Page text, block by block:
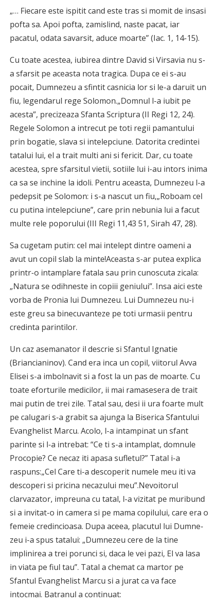
„… Fiecare este ispitit cand este tras si momit de insasi
pofta sa. Apoi pofta, zamislind, naste pacat, iar
pacatul, odata savarsit, aduce moarte” (Iac. 1, 14-15).
Cu toate acestea, iubirea dintre David si Virsavia nu s-
a sfarsit pe aceasta nota tragica. Dupa ce ei s-au
pocait, Dum­nezeu a sfintit casnicia lor si le-a daruit un
fiu, legendarul rege Solomon.„Domnul l-a iubit pe
acesta”, precizeaza Sfanta Scriptura (II Regi 12, 24).
Regele Solomon a intrecut pe toti regii pamantului
prin bogatie, slava si intelepciune. Datorita credintei
tatalui lui, el a trait multi ani si fericit. Dar, cu toate
acestea, spre sfarsitul vietii, sotiile lui i-au intors inima
ca sa se inchine la idoli. Pentru aceasta, Dumnezeu l-a
pedepsit pe Solomon: i s-a nascut un fiu,„Roboam cel
cu putina intelepciune”, care prin nebunia lui a facut
multe rele poporului (III Regi 11,43 51, Sirah 47, 28).
Sa cugetam putin: cel mai intelept dintre oameni a
avut un copil slab la minte!Aceasta s-ar putea explica
printr-o intamplare fatala sau prin cunoscuta zicala:
„Natura se odihneste in copiii geniului”. Insa aici este
vorba de Pronia lui Dumnezeu. Lui Dumnezeu nu-i
este greu sa binecuvanteze pe toti urmasii pentru
credinta parintilor.
Un caz asemanator il descrie si Sfantul Ignatie
(Briancianinov). Cand era inca un copil, viitorul Avva
Elisei s-a imbolnavit si a fost la un pas de moarte. Cu
toate eforturile medicilor, ii mai ramasesera de trait
mai putin de trei zile. Tatal sau, desi ii ura foarte mult
pe calugari s-a grabit sa ajunga la Biserica Sfantului
Evanghelist Marcu. Acolo, l-a intampinat un sfant
parinte si l-a intrebat: “Ce ti s-a intamplat, domnule
Procopie? Ce necaz iti apasa sufletul?” Tatal i-a
raspuns:„Cel Care ti-a descoperit numele meu iti va
descoperi si pricina necazului meu”.Nevoitorul
clarvazator, impreuna cu tatal, l-a vizitat pe muribund
si a invitat-o in camera si pe mama copilului, care era o
femeie credincioasa. Dupa aceea, placutul lui Dumne­
zeu i-a spus tatalui: „Dumnezeu cere de la tine
implinirea a trei porunci si, daca le vei pazi, El va lasa
in viata pe fiul tau”. Tatal a chemat ca martor pe
Sfantul Evanghelist Marcu si a jurat ca va face
intocmai. Batranul a continuat: